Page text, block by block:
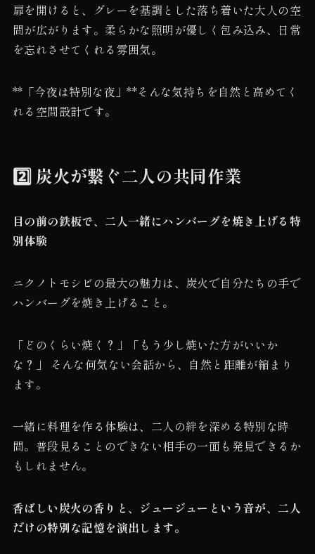
扉を開けると、グレーを基調とした落ち着いた大人の空
間が広がります。柔らかな照明が優しく包み込み、日常
を忘れさせてくれる雰囲気。
**「今夜は特別な夜」**そんな気持ちを自然と高めてく
れる空間設計です。
2️⃣ 炭火が繋ぐ二人の共同作業
目の前の鉄板で、二人一緒にハンバーグを焼き上げる特
別体験
ニクノトモシビの最大の魅力は、炭火で自分たちの手で
ハンバーグを焼き上げること。
「どのくらい焼く？」「もう少し焼いた方がいいか
な？」 そんな何気ない会話から、自然と距離が縮まり
ます。
一緒に料理を作る体験は、二人の絆を深める特別な時
間。普段見ることのできない相手の一面も発見できるか
もしれません。
香ばしい炭火の香りと、ジュージューという音が、二人
だけの特別な記憶を演出します。